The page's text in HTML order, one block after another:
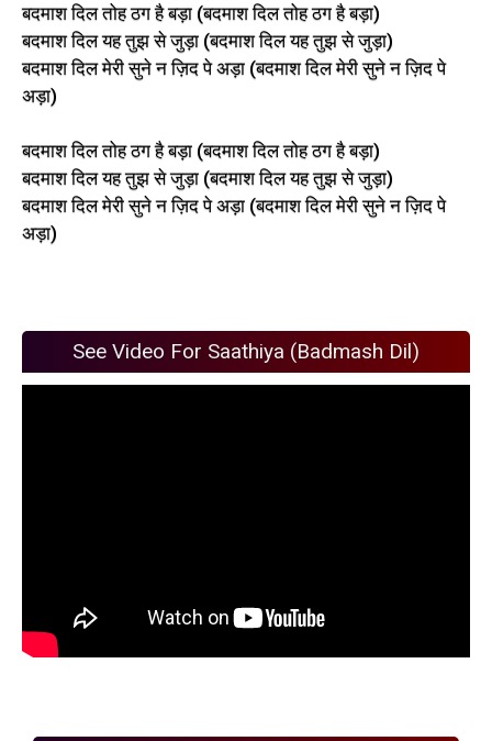
बदमाश दिल तोह ठग है बड़ा (बदमाश दिल तोह ठग है बड़ा)
बदमाश दिल यह तुझ से जुड़ा (बदमाश दिल यह तुझ से जुड़ा)
बदमाश दिल मेरी सुने न ज़िद पे अड़ा (बदमाश दिल मेरी सुने न ज़िद पे
अड़ा)
बदमाश दिल तोह ठग है बड़ा (बदमाश दिल तोह ठग है बड़ा)
बदमाश दिल यह तुझ से जुड़ा (बदमाश दिल यह तुझ से जुड़ा)
बदमाश दिल मेरी सुने न ज़िद पे अड़ा (बदमाश दिल मेरी सुने न ज़िद पे
अड़ा)
See Video For Saathiya (Badmash Dil)